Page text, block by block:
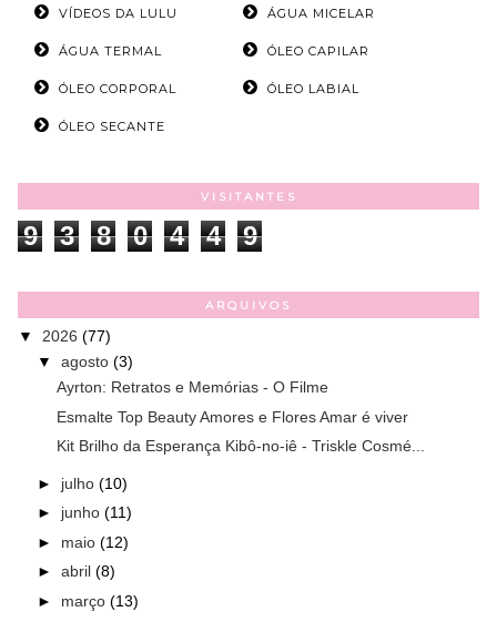
VÍDEOS DA LULU ÁGUA MICELAR
ÁGUA TERMAL ÓLEO CAPILAR
ÓLEO CORPORAL ÓLEO LABIAL
ÓLEO SECANTE
VISITANTES
9 3 8 0 4 4 9
ARQUIVOS
▼ 2026 (77)
▼ agosto (3)
Ayrton: Retratos e Memórias - O Filme
Esmalte Top Beauty Amores e Flores Amar é viver
Kit Brilho da Esperança Kibô-no-iê - Triskle Cosmé...
► julho (10)
► junho (11)
► maio (12)
► abril (8)
► março (13)